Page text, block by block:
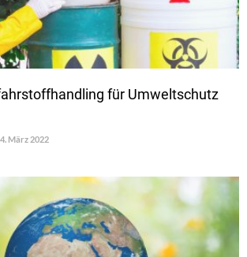
für Umweltschutz
März 2022